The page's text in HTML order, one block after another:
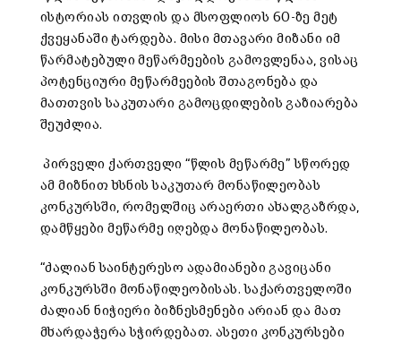
ისტორიას ითვლის და მსოფლიოს 60-ზე მეტ
ქვეყანაში ტარდება. მისი მთავარი მიზანი იმ
წარმატებული მეწარმეების გამოვლენაა, ვისაც
პოტენციური მეწარმეების შთაგონება და
მათთვის საკუთარი გამოცდილების გაზიარება
შეუძლია.
პირველი ქართველი “წლის მეწარმე” სწორედ
ამ მიზნით ხსნის საკუთარ მონაწილეობას
კონკურსში, რომელშიც არაერთი ახალგაზრდა,
დამწყები მეწარმე იღებდა მონაწილეობას.
“ძალიან საინტერესო ადამიანები გავიცანი
კონკურსში მონაწილეობისას. საქართველოში
ძალიან ნიჭიერი ბიზნესმენები არიან და მათ
მხარდაჭერა სჭირდებათ. ასეთი კონკურსები